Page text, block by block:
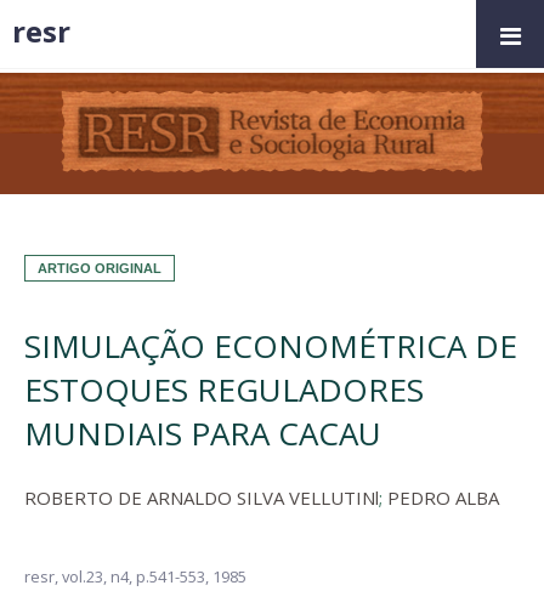
ARTIGO ORIGINAL
SIMULAÇÃO ECONOMÉTRICA DE
ESTOQUES REGULADORES
MUNDIAIS PARA CACAU
ROBERTO DE ARNALDO SILVA VELLUTINl; PEDRO ALBA
resr,vol.23, n4, p.541-553, 1985
resr